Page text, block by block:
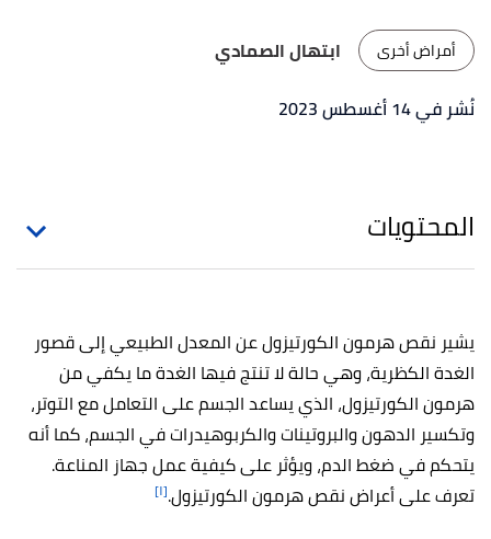
أمراض أخرى
ابتهال الصمادي
نُشر في 14 أغسطس 2023
المحتويات
يشير نقص هرمون الكورتيزول عن المعدل الطبيعي إلى قصور
الغدة الكظرية، وهي حالة لا تنتج فيها الغدة ما يكفي من
هرمون الكورتيزول، الذي يساعد الجسم على التعامل مع التوتر،
وتكسير الدهون والبروتينات والكربوهيدرات في الجسم، كما أنه
يتحكم في ضغط الدم، ويؤثر على كيفية عمل جهاز المناعة.
تعرف على أعراضنقص هرمون الكورتيزول.[١]